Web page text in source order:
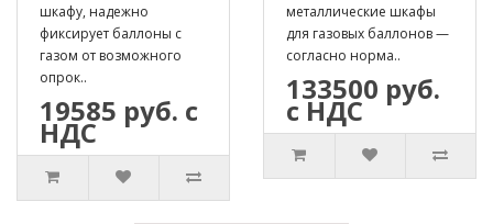
шкафу, надежно
фиксирует баллоны с
газом от возможного
опрок..
19585 руб. с
НДС
металлические шкафы
для газовых баллонов —
согласно норма..
133500 руб.
с НДС